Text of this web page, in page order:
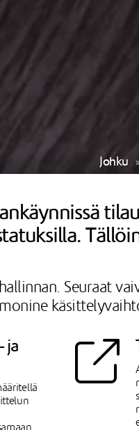
Johku
Seuraat
ja